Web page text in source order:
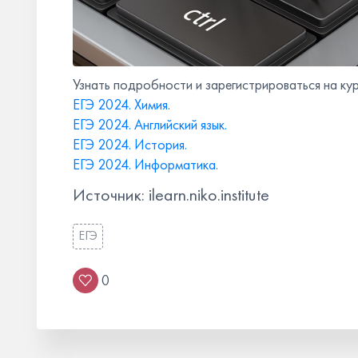
Узнать подробности и зарегистрироваться на
ЕГЭ 2024. Химия.
ЕГЭ 2024. Английский язык.
ЕГЭ 2024. История.
ЕГЭ 2024. Информатика.
Источник: ilearn.niko.institute
ЕГЭ
0